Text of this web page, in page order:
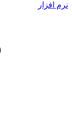
نرم افزار